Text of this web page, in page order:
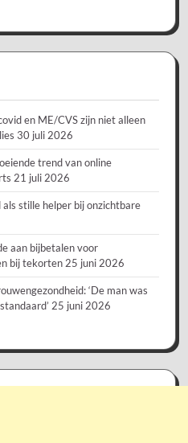
en ME/CVS zijn niet alleen
30 juli 2026
trend van online
21 juli 2026
als stille helper bij onzichtbare
aan bijbetalen voor
bij tekorten 25 juni 2026
‘De man was
25 juni 2026